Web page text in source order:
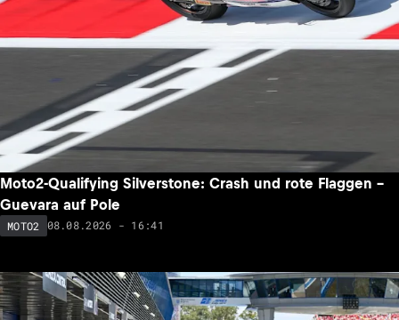
Moto2-Qualifying Silverstone: Crash und rote Flaggen –
Guevara auf Pole
MOTO2 08.08.2026 - 16:41